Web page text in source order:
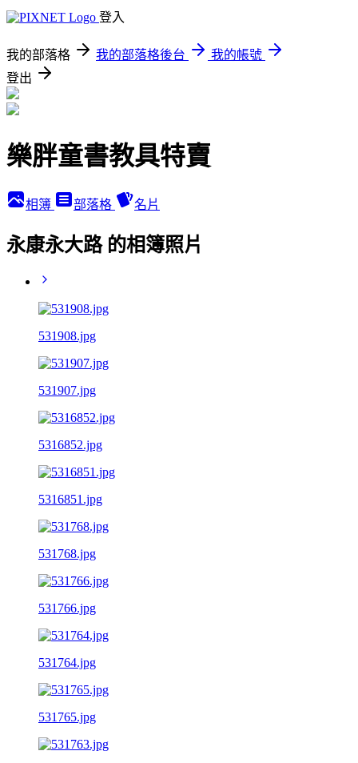
登入
我的部落格 我的部落格後台
我的帳號
登出
樂胖童書教具特賣
相簿 部落格 名片
永康永大路 的相簿照片
531908.jpg
531907.jpg
5316852.jpg
5316851.jpg
531768.jpg
531766.jpg
531764.jpg
531765.jpg